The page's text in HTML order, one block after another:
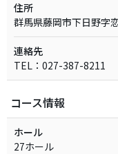
住所
群馬県藤岡市下日野字
連絡先
TEL：027-387-8211
コース情報
ホール
27ホール